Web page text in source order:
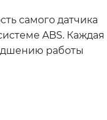
самого датчика
ABS. Каждая
работы